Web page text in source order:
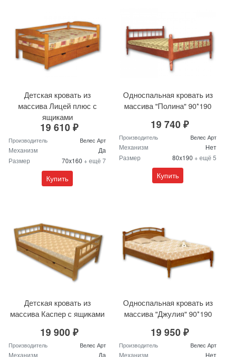
Детская кровать из
массива Лицей плюс с
ящиками
19 610 ₽
Производитель Велес Арт
Механизм
Да
Размер
70x160 + ещё 7
Купить
Односпальная кровать из
массива "Полина" 90*190
19 740 ₽
Производитель Велес Арт
Механизм
Нет
Размер
80x190 + ещё 5
Купить
Детская кровать из
массива Каспер с ящиками
19 900 ₽
Производитель Велес Арт
Механизм Да
Односпальная кровать из
массива "Джулия" 90*190
19 950 ₽
Производитель Велес Арт
Механизм Нет